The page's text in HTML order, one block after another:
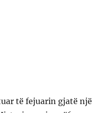
të fejuarin gjatë një